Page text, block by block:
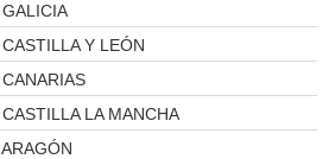
GALICIA
CASTILLA Y LEÓN
CANARIAS
CASTILLA LA MANCHA
ARAGÓN